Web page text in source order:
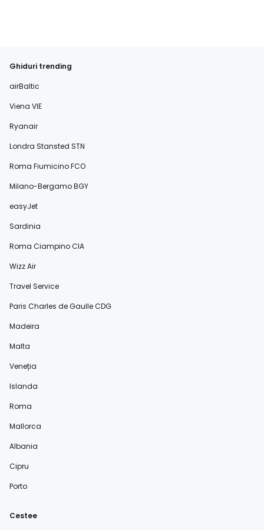
Ghiduri trending
airBaltic
Viena VIE
Ryanair
Londra Stansted STN
Roma Fiumicino FCO
Milano-Bergamo BGY
easyJet
Sardinia
Roma Ciampino CIA
Wizz Air
Travel Service
Paris Charles de Gaulle CDG
Madeira
Malta
Veneția
Islanda
Roma
Mallorca
Albania
Cipru
Porto
Cestee